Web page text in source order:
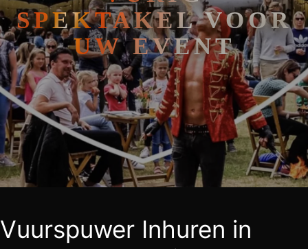
SPEKTAKEL VOOR
UW EVENT
Vuurspuwer Inhuren in